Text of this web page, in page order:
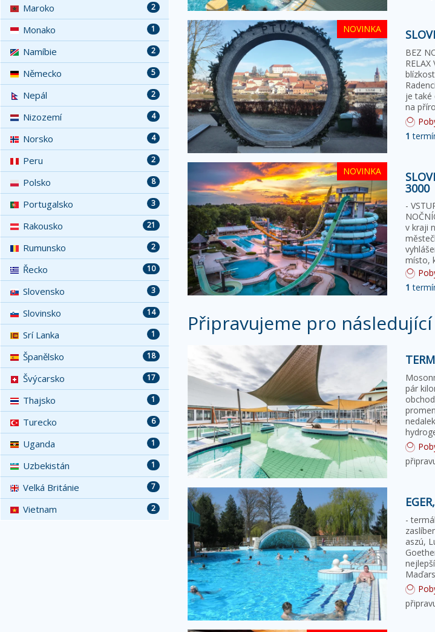
NOVINKA
BEZ
je také
1
NOVINKA
3000
-
v kraji
místo,
1
Připravujeme pro
pár
tryská
-
aszú,
2
Maroko
1
Monako
2
Namíbie
5
Německo
2
Nepál
4
Nizozemí
4
Norsko
2
Peru
8
Polsko
3
Portugalsko
21
Rakousko
2
Rumunsko
10
Řecko
3
Slovensko
14
Slovinsko
1
Srí Lanka
18
Španělsko
17
Švýcarsko
1
Thajsko
6
Turecko
1
Uganda
1
Uzbekistán
7
Velká Británie
2
Vietnam